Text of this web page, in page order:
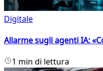
Digitale
Allarme sugli agenti IA:
1 min di lettura